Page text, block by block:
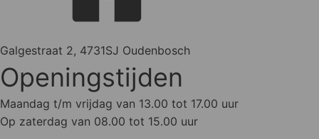
Galgestraat 2, 4731SJ Oudenbosch
Openingstijden
Maandag t/m vrijdag van 13.00 tot 17.00 uur
Op zaterdag van 08.00 tot 15.00 uur